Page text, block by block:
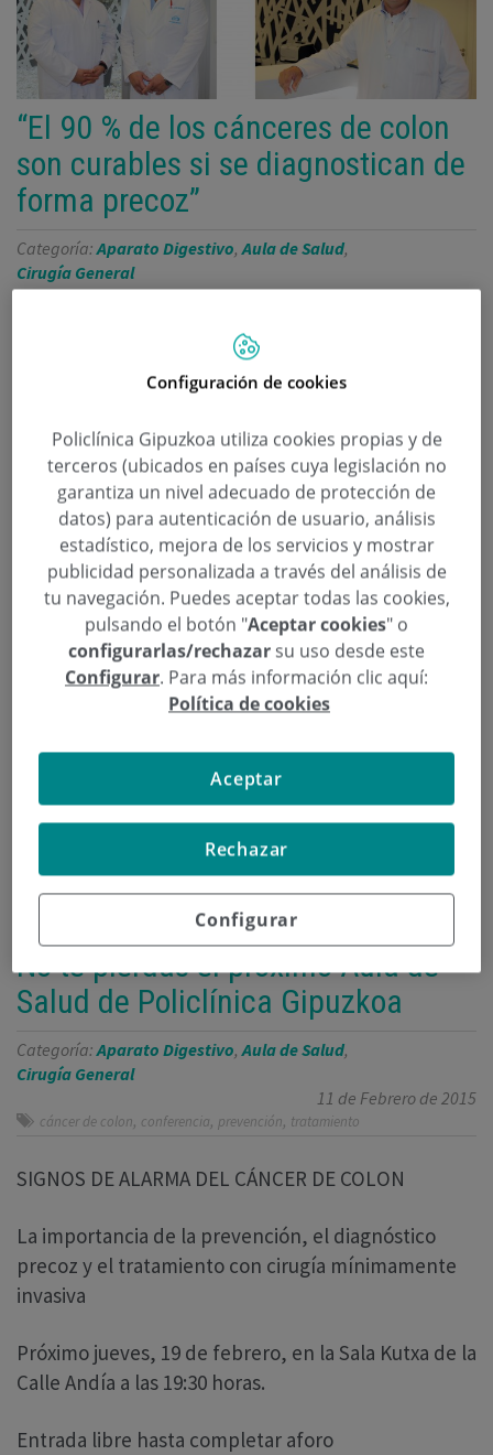
“El 90 % de los cánceres de colon
son curables si se diagnostican de
forma precoz”
Categoría:Aparato Digestivo,Aula de Salud,
Cirugía General
18 de Febrero de 2015
José Luis Elósegui Aguirrezabala
tratamiento
de lasAulas de Salud con una conferencia sobre
cáncer de colon en Donostia
Continuar leyendo
No te pierdas el próximo Aula de
Salud de Policlínica Gipuzkoa
Categoría:Aparato Digestivo,Aula de Salud,
Cirugía General
11 de Febrero de 2015
cáncer de colon, conferencia, prevención, tratamiento
SIGNOS DE ALARMA DEL CÁNCER DE COLON
La importancia de la prevención, el diagnóstico
precoz y el tratamiento con cirugía mínimamente
invasiva
Próximo jueves, 19 de febrero, en la Sala Kutxa de la
Calle Andía a las 19:30 horas.
Entrada libre hasta completar aforo
Configuración de cookies
Policlínica Gipuzkoa utiliza cookies propias y de
terceros (ubicados en países cuya legislación no
garantiza un nivel adecuado de protección de
datos) para autenticación de usuario, análisis
estadístico, mejora de los servicios y mostrar
publicidad personalizada a través del análisis de
tu navegación. Puedes aceptar todas las cookies,
pulsando el botón "Aceptar cookies" o
configurarlas/rechazar su uso desde este
Configurar. Para más información clic aquí:
Política de cookies
Configurar
Rechazar
Aceptar